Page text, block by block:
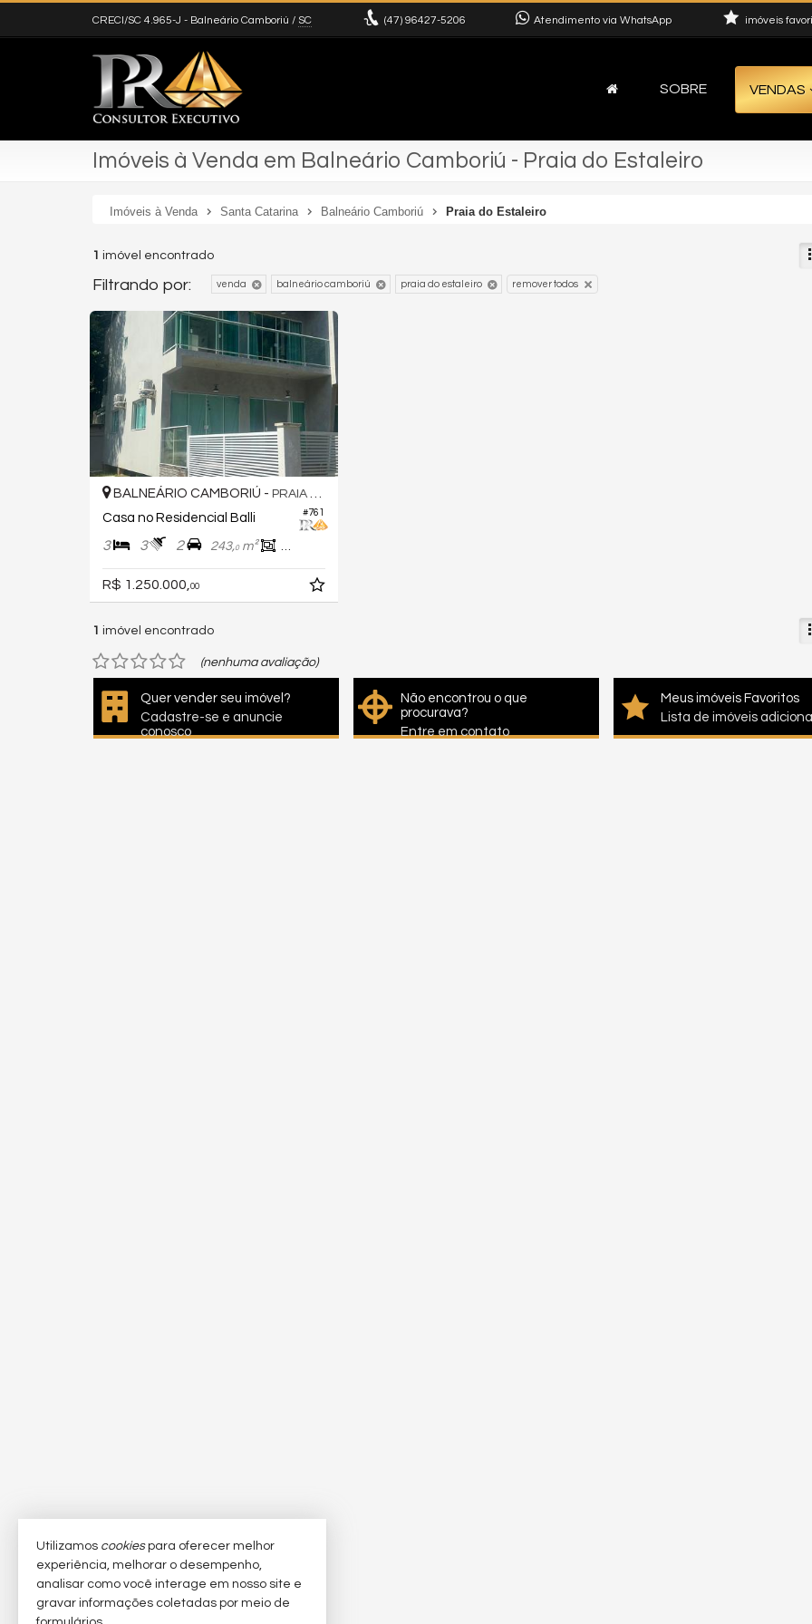
CRECI/SC 4.965-J - Balneário Camboriú / SC (47) 96427-5206 Atendimento via WhatsApp imóveis
SOBRE VENDAS
Imóveis à Venda em Balneário Camboriú - Praia do Estaleiro
Imóveis à Venda Santa Catarina Balneário Camboriú Praia do Estaleiro
1 imóvel encontrado
Filtrando por: venda balneário camboriú praia do estaleiro remover todos
#761
BALNEÁRIO CAMBORIÚ - PRAIA DO ESTALEIRO
Casa no Residencial Balli
3 3 2 243,0m² 131,
R$ 1.250.000, 00
1 imóvel encontrado
(nenhuma avaliação)
Quer vender seu imóvel?
Cadastre-se e anuncie
conosco
Não encontrou o que
procurava?
Entre em contato
Meus imóveis Favoritos
Lista de imóveis
Utilizamos cookiespara oferecer melhor
experiência, melhorar o desempenho,
analisar como você interage em nosso site e
gravar informações coletadas por meio de